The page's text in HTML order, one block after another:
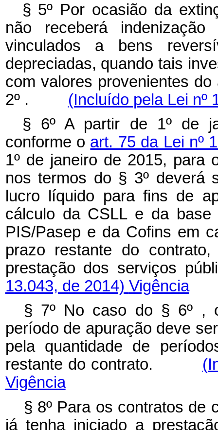
§ 5º Por ocasião da
não receberá
vinculados a bens
depreciadas, quando tais
com valores provenientes
2º . (Incluído pela Lei nº
§ 6º A partir de 1º de
conforme o art. 75 da Lei nº
1º de janeiro de 2015, para
nos termos do § 3º deverá
lucro líquido para fins de
cálculo da CSLL e da
PIS/Pasep e da Cofins em
prazo restante do
prestação dos
13.043, de 2014) Vigência
§ 7º No caso do § 6º ,
período de apuração deve
pela quantidade de
restante do contrato.
Vigência
§ 8º Para os contratos de
já tenha iniciado a